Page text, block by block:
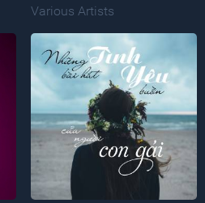
Various Artists